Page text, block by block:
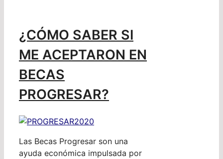
¿CÓMO SABER SI
ME ACEPTARON EN
BECAS
PROGRESAR?
Las Becas Progresar son una
ayuda económica impulsada por